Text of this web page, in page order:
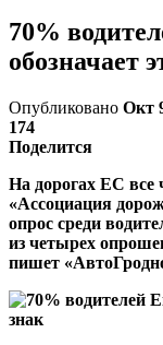
70%
обозначает
Опубликовано Окт
174
Поделится
На дорогах ЕС все
«Ассоциация
опрос среди
из четырех
пишет